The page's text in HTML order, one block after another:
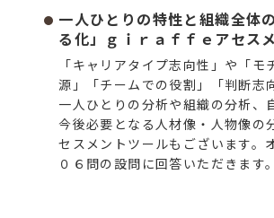
一人ひとりの特性と組織全体
る化」ｇｉｒａｆｆｅアセス
「キャリアタイプ志向性」や「モ
源」「チームでの役割」「判断志
一人ひとりの分析や組織の分析、
今後必要となる人材像・人物像の
セスメントツールもございます。
０６問の設問に回答いただきます。